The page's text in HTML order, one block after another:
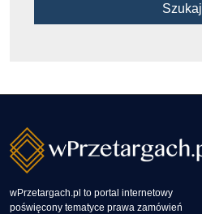
Szukaj
wPrzetargach.pl to portal internetowy
poświęcony tematyce prawa zamówień